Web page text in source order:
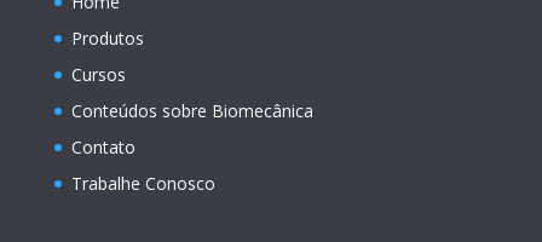
Produtos
Cursos
Conteúdos sobre Biomecânica
Contato
Trabalhe Conosco